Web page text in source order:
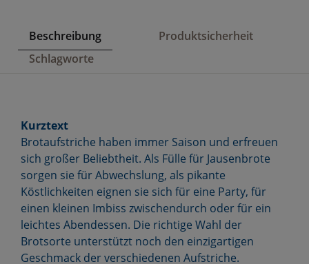
Beschreibung
Produktsicherheit
Schlagworte
Kurztext
Brotaufstriche haben immer Saison und erfreuen
sich großer Beliebtheit. Als Fülle für Jausenbrote
sorgen sie für Abwechslung, als pikante
Köstlichkeiten eignen sie sich für eine Party, für
einen kleinen Imbiss zwischendurch oder für ein
leichtes Abendessen. Die richtige Wahl der
Brotsorte unterstützt noch den einzigartigen
Geschmack der verschiedenen Aufstriche.